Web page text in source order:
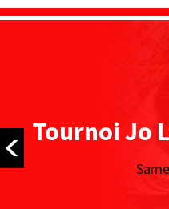
Tournoi Jo